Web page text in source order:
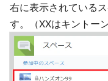
右に表示されている
す。（XXはキントー